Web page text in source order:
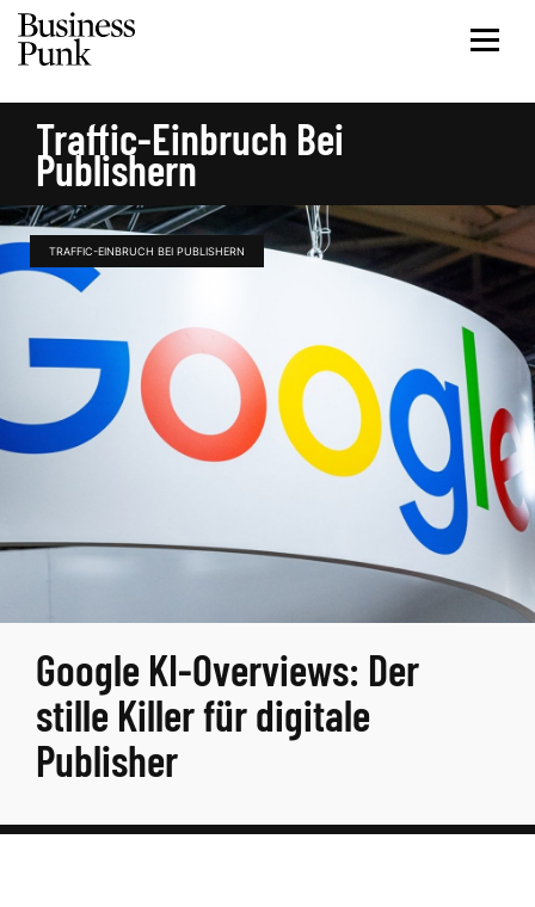
Traffic-Einbruch Bei
Publishern
TRAFFIC-EINBRUCH BEI PUBLISHERN
Google KI-Overviews: Der
stille Killer für digitale
Publisher